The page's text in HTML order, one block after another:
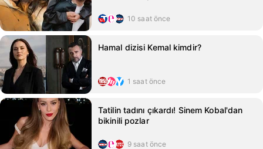
10 saat önce
Hamal dizisi Kemal kimdir?
1 saat önce
Tatilin tadını çıkardı! Sinem Kobal'dan
bikinili pozlar
9 saat önce